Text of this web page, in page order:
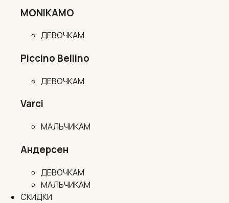
MONIKAMO
ДЕВОЧКАМ
Piccino Bellino
ДЕВОЧКАМ
Varci
МАЛЬЧИКАМ
Андерсен
ДЕВОЧКАМ
МАЛЬЧИКАМ
СКИДКИ